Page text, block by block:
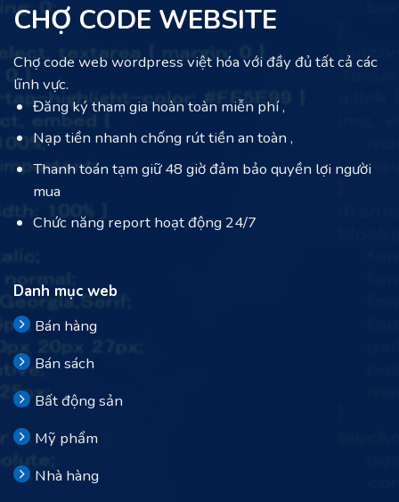
CHỢ CODE WEBSITE
Chợ code web wordpress việt hóa với đầy đủ tất cả các
lĩnh vực.
Đăng ký tham gia hoàn toàn miễn phí ,
Nạp tiền nhanh chống rút tiền an toàn ,
Thanh toán tạm giữ 48 giờ đảm bảo quyền lợi người
mua
Chức năng report hoạt động 24/7
Danh mục web
Bán hàng
Bán sách
Bất động sản
Mỹ phẩm
Nhà hàng